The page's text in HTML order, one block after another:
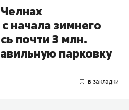
начала зимнего
почти 3 млн.
парковку